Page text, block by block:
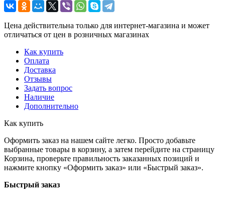
Цена действительна только для интернет-магазина и может
отличаться от цен в розничных магазинах
Как купить
Оплата
Доставка
Отзывы
Задать вопрос
Наличие
Дополнительно
Как купить
Оформить заказ на нашем сайте легко. Просто добавьте
выбранные товары в корзину, а затем перейдите на страницу
Корзина, проверьте правильность заказанных позиций и
нажмите кнопку «Оформить заказ» или «Быстрый заказ».
Быстрый заказ